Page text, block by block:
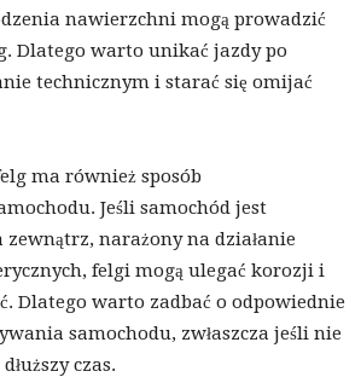
nawierzchni mogą prowadzić
Dlatego warto unikać jazdy po
technicznym i starać się omijać
ma również sposób
Jeśli samochód jest
narażony na działanie
felgi mogą ulegać korozji i
Dlatego warto zadbać o odpowiednie
samochodu, zwłaszcza jeśli nie
czas.